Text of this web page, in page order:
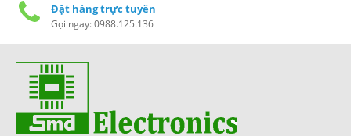
Đặt hàng trực tuyến
Gọi ngay: 0988.125.136